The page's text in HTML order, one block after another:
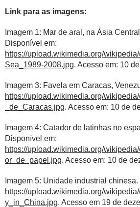
Link para as imagens:
Imagem 1: Mar de aral, na Ásia
Disponível em:
https://upload.wikimedia.org/wikipedia/
Sea_1989-2008.jpg. Acesso em: 10
Imagem 3: Favela em Caracas,
https://upload.wikimedia.org/
_de_Caracas.jpg. Acesso em: 10 de
Imagem 4: Catador de latinhas no
Disponível em:
https://upload.wikimedia.org/
or_de_papel.jpg. Acesso em: 10 de
Imagem 5: Unidade industrial
https://upload.wikimedia.org/
y_in_China.jpg. Acesso em 19 de